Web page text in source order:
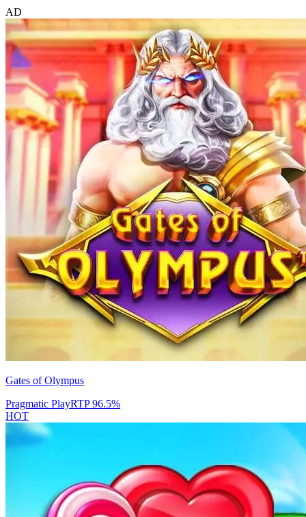
AD
Gates of Olympus
Pragmatic PlayRTP96.5%
HOT